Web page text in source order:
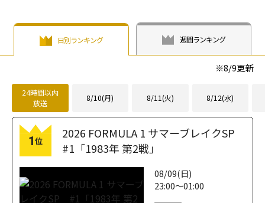
height="203"
loading="lazy"
fetchpriority="h
日別ランキング 週間ランキング
※8/9更新
24時間以内
放送
8/10(月) 8/11(火) 8/12(水)
1位
2026 FORMULA 1 サマーブレイクSP
#1「1983年 第2戦」
08/09(日)
23:00～01:00